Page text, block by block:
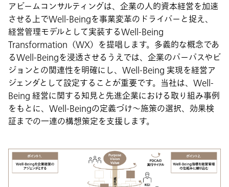
アビームコンサルティングは、企業の人的資本経営を加速
させる上でWell-Beingを事業変革のドライバーと捉え、
経営管理モデルとして実装するWell-Being
Transformation（WX）を提唱します。多義的な概念であ
るWell-Beingを浸透させるうえでは、企業のパーパスやビ
ジョンとの関連性を明確にし、Well-Being 実現を経営ア
ジェンダとして設定することが重要です。当社は、Well-
Being 経営に関する知見と先進企業における取り組み事例
をもとに、Well-Beingの定義づけ～施策の選択、効果検
証までの一連の構想策定を支援します。